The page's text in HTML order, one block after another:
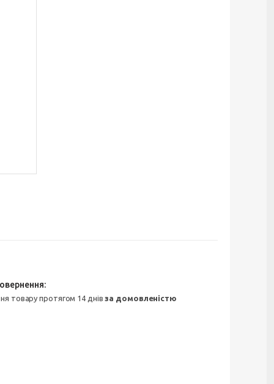
товару протягом 14 днівза домовленістю